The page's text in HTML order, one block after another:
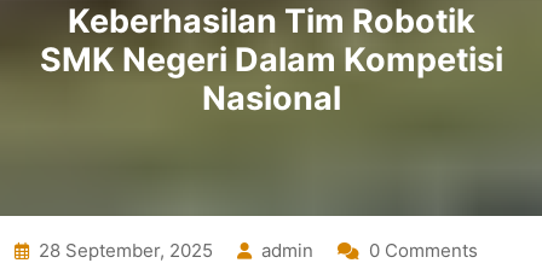
Keberhasilan Tim Robotik
SMK Negeri Dalam Kompetisi
Nasional
28 September, 2025 admin
0 Comments